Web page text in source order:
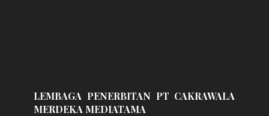
LEMBAGA PENERBITAN PT CAKRAWALA
MERDEKA MEDIATAMA